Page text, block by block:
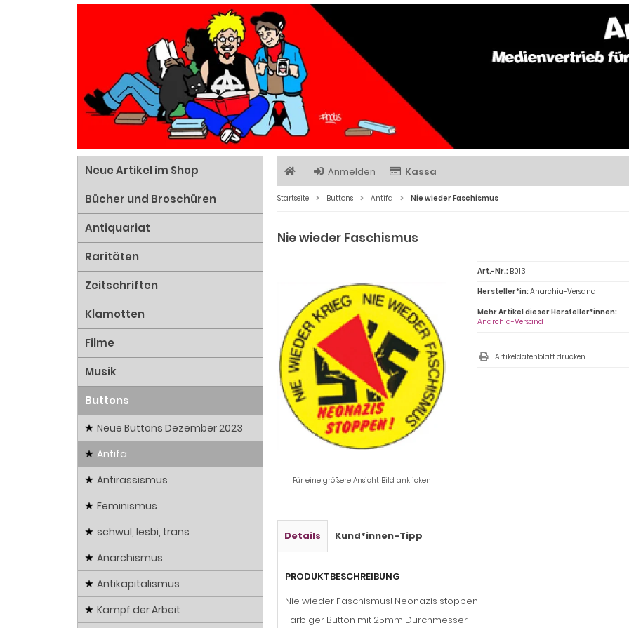
Anmelden Kassa
Startseite Buttons Antifa Nie wieder Faschismus
Nie wieder Faschismus
Für eine größere Ansicht Bild anklicken
Art.-Nr.: B013
Hersteller*in:Anarchia-Versand
Mehr Artikel dieser Hersteller*innen:
Anarchia-Versand
Artikeldatenblatt drucken
Details Kund*innen-Tipp
PRODUKTBESCHREIBUNG
Nie wieder Faschismus! Neonazis stoppen
Farbiger Button mit 25mm Durchmesser
Neue Artikel im Shop
Bücher und Broschüren
Antiquariat
Raritäten
Zeitschriften
Klamotten
Filme
Musik
Buttons
Neue Buttons Dezember 2023
Antifa
Antirassismus
Feminismus
schwul, lesbi, trans
Anarchismus
Antikapitalismus
Kampf der Arbeit